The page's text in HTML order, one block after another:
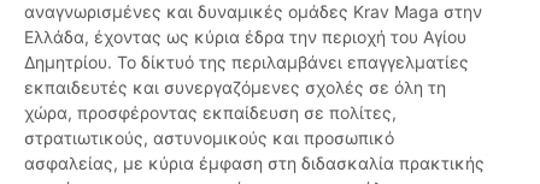
αναγνωρισμένες και δυναμικές ομάδες Krav Maga στην
Ελλάδα, έχοντας ως κύρια έδρα την περιοχή του Αγίου
Δημητρίου. Το δίκτυό της περιλαμβάνει επαγγελματίες
εκπαιδευτές και συνεργαζόμενες σχολές σε όλη τη
χώρα, προσφέροντας εκπαίδευση σε πολίτες,
στρατιωτικούς, αστυνομικούς και προσωπικό
ασφαλείας, με κύρια έμφαση στη διδασκαλία πρακτικής